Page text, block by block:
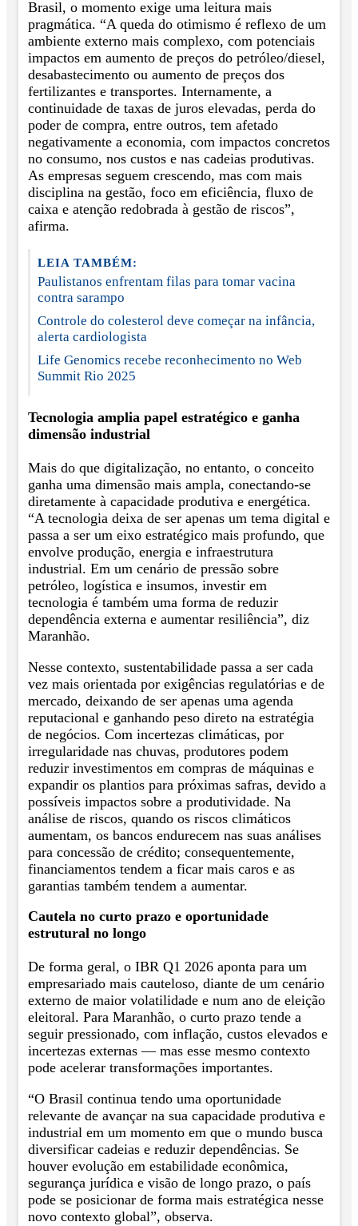
Brasil, o momento exige uma leitura mais
pragmática. “A queda do otimismo é reflexo de um
ambiente externo mais complexo, com potenciais
impactos em aumento de preços do petróleo/diesel,
desabastecimento ou aumento de preços dos
fertilizantes e transportes. Internamente, a
continuidade de taxas de juros elevadas, perda do
poder de compra, entre outros, tem afetado
negativamente a economia, com impactos concretos
no consumo, nos custos e nas cadeias produtivas.
As empresas seguem crescendo, mas com mais
disciplina na gestão, foco em eficiência, fluxo de
caixa e atenção redobrada à gestão de riscos”,
afirma.
LEIA TAMBÉM:
Paulistanos enfrentam filas para tomar vacina
contra sarampo
Controle do colesterol deve começar na infância,
alerta cardiologista
Life Genomics recebe reconhecimento no Web
Summit Rio 2025
Tecnologia amplia papel estratégico e ganha
dimensão industrial
Mais do que digitalização, no entanto, o conceito
ganha uma dimensão mais ampla, conectando-se
diretamente à capacidade produtiva e energética.
“A tecnologia deixa de ser apenas um tema digital e
passa a ser um eixo estratégico mais profundo, que
envolve produção, energia e infraestrutura
industrial. Em um cenário de pressão sobre
petróleo, logística e insumos, investir em
tecnologia é também uma forma de reduzir
dependência externa e aumentar resiliência”, diz
Maranhão.
Nesse contexto, sustentabilidade passa a ser cada
vez mais orientada por exigências regulatórias e de
mercado, deixando de ser apenas uma agenda
reputacional e ganhando peso direto na estratégia
de negócios. Com incertezas climáticas, por
irregularidade nas chuvas, produtores podem
reduzir investimentos em compras de máquinas e
expandir os plantios para próximas safras, devido a
possíveis impactos sobre a produtividade. Na
análise de riscos, quando os riscos climáticos
aumentam, os bancos endurecem nas suas análises
para concessão de crédito; consequentemente,
financiamentos tendem a ficar mais caros e as
garantias também tendem a aumentar.
Cautela no curto prazo e oportunidade
estrutural no longo
De forma geral, o IBR Q1 2026 aponta para um
empresariado mais cauteloso, diante de um cenário
externo de maior volatilidade e num ano de eleição
eleitoral. Para Maranhão, o curto prazo tende a
seguir pressionado, com inflação, custos elevados e
incertezas externas — mas esse mesmo contexto
pode acelerar transformações importantes.
“O Brasil continua tendo uma oportunidade
relevante de avançar na sua capacidade produtiva e
industrial em um momento em que o mundo busca
diversificar cadeias e reduzir dependências. Se
houver evolução em estabilidade econômica,
segurança jurídica e visão de longo prazo, o país
pode se posicionar de forma mais estratégica nesse
novo contexto global”, observa.